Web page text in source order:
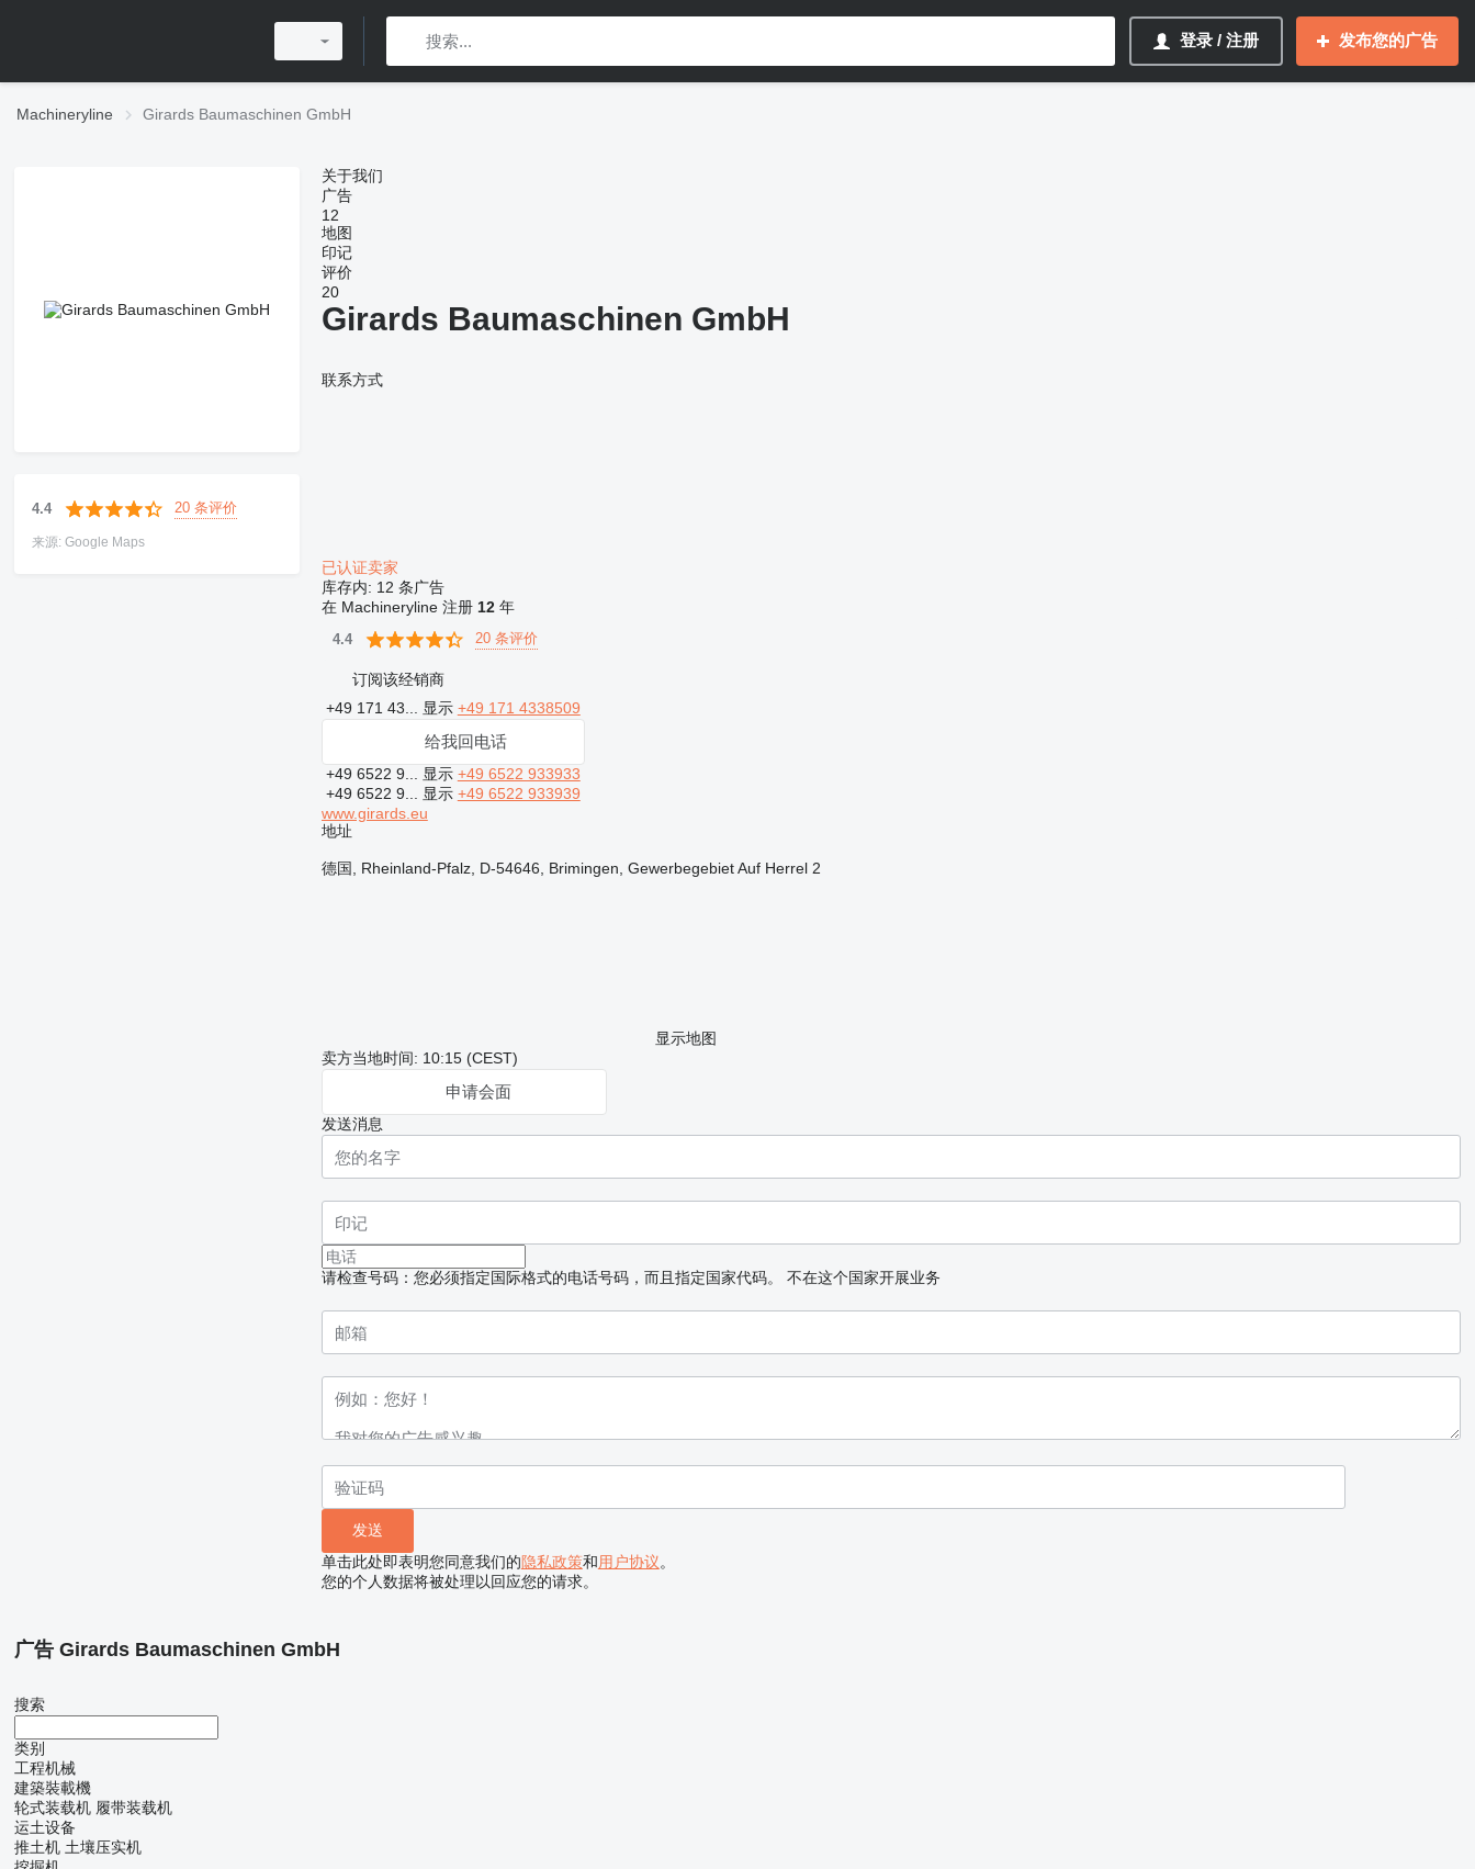
登录 / 注册 发布您的广告
Machineryline Girards Baumaschinen GmbH
4.4 20 条评价
来源: Google Maps
关于我们
广告
12
地图
印记
评价
20
Girards Baumaschinen GmbH
联系方式
已认证卖家
库存内: 12 条广告
在 Machineryline 注册 12年
4.4 20 条评价
订阅该经销商
+49 171 43... 显示 +49 171 4338509
给我回电话
+49 6522 9... 显示 +49 6522 933933
+49 6522 9... 显示 +49 6522 933939
www.girards.eu
地址
德国, Rheinland-Pfalz, D-54646, Brimingen, Gewerbegebiet Auf Herrel 2
显示地图
卖方当地时间: 10:15 (CEST)
申请会面
发送消息
请检查号码：您必须指定国际格式的电话号码，而且指定国家代码。 不在这个国家开展业务
单击此处即表明您同意我们的隐私政策和用户协议。
您的个人数据将被处理以回应您的请求。
广告 Girards Baumaschinen GmbH
搜索
类别
工程机械
建築裝載機
轮式装载机 履带装载机
运土设备
推土机 土壤压实机